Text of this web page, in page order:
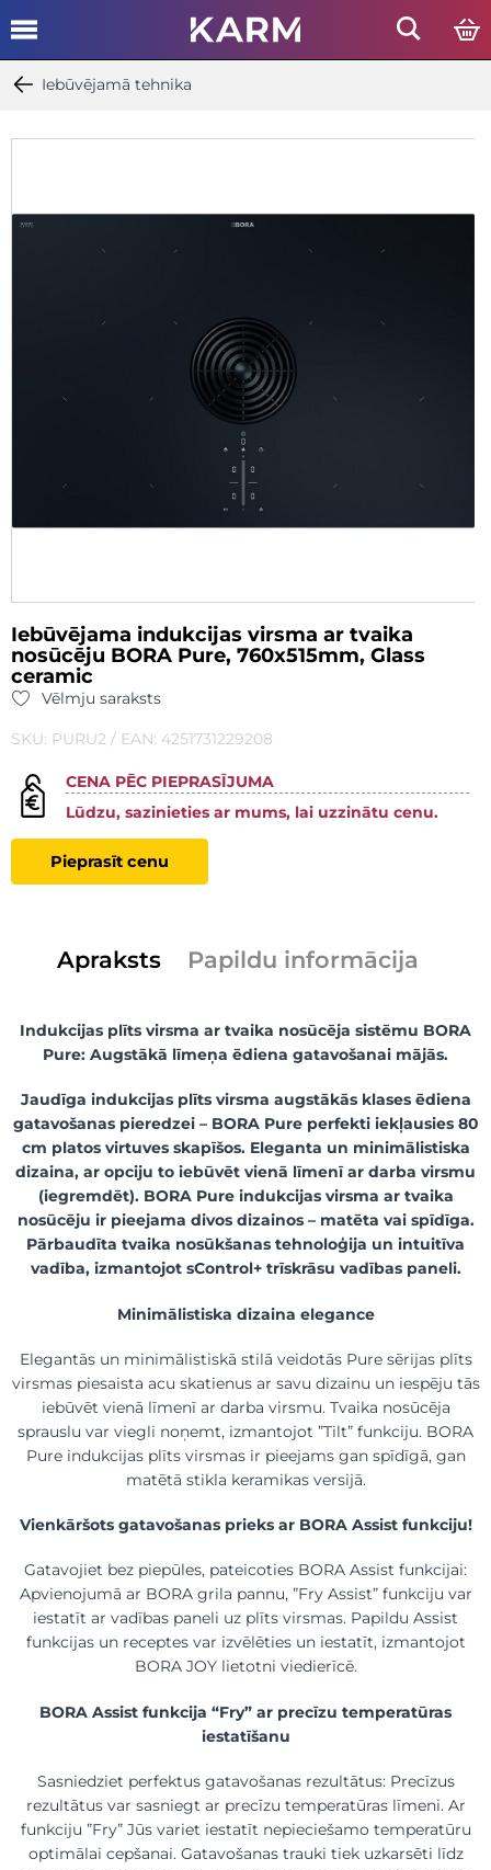
Iebūvējamā tehnika
Iebūvējama indukcijas virsma ar tvaika
nosūcēju BORA Pure, 760x515mm, Glass
ceramic
Vēlmju saraksts
SKU: PURU2 / EAN: 4251731229208
CENA PĒC PIEPRASĪJUMA
Lūdzu, sazinieties ar mums, lai uzzinātu cenu.
Pieprasīt cenu
Apraksts Papildu informācija
Indukcijas plīts virsma ar tvaika nosūcēja sistēmu BORA
Pure: Augstākā līmeņa ēdiena gatavošanai mājās.
Jaudīga indukcijas plīts virsma augstākās klases ēdiena
gatavošanas pieredzei – BORA Pure perfekti iekļausies 80
cm platos virtuves skapīšos. Eleganta un minimālistiska
dizaina, ar opciju to iebūvēt vienā līmenī ar darba virsmu
(iegremdēt). BORA Pure indukcijas virsma ar tvaika
nosūcēju ir pieejama divos dizainos – matēta vai spīdīga.
Pārbaudīta tvaika nosūkšanas tehnoloģija un intuitīva
vadība, izmantojot sControl+ trīskrāsu vadības paneli.
Minimālistiska dizaina elegance
Elegantās un minimālistiskā stilā veidotās Pure sērijas plīts
virsmas piesaista acu skatienus ar savu dizainu un iespēju tās
iebūvēt vienā līmenī ar darba virsmu. Tvaika nosūcēja
sprauslu var viegli noņemt, izmantojot ”Tilt” funkciju. BORA
Pure indukcijas plīts virsmas ir pieejams gan spīdīgā, gan
matētā stikla keramikas versijā.
Vienkāršots gatavošanas prieks ar BORA Assist funkciju!
Gatavojiet bez piepūles, pateicoties BORA Assist funkcijai:
Apvienojumā ar BORA grila pannu, ”Fry Assist” funkciju var
iestatīt ar vadības paneli uz plīts virsmas. Papildu Assist
funkcijas un receptes var izvēlēties un iestatīt, izmantojot
BORA JOY lietotni viedierīcē.
BORA Assist funkcija “Fry” ar precīzu temperatūras
iestatīšanu
Sasniedziet perfektus gatavošanas rezultātus: Precīzus
rezultātus var sasniegt ar precīzu temperatūras līmeni. Ar
funkciju ”Fry” Jūs variet iestatīt nepieciešamo temperatūru
optimālai cepšanai. Gatavošanas trauki tiek uzkarsēti līdz